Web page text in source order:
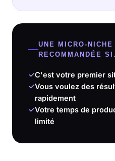
UNE MICRO-NICHE
RECOMMANDÉE
✓C'est votre premier
✓Vous voulez des
rapidement
✓Votre temps de
limité